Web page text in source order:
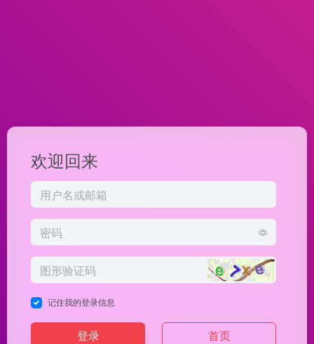
欢迎回来
记住我的登录信息
登录 首页